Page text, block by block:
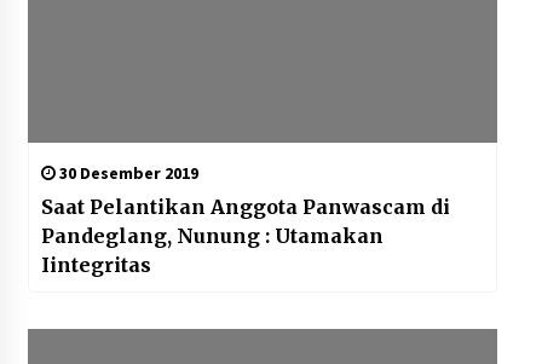
30 Desember 2019
Saat Pelantikan Anggota Panwascam di
Pandeglang, Nunung : Utamakan
Iintegritas